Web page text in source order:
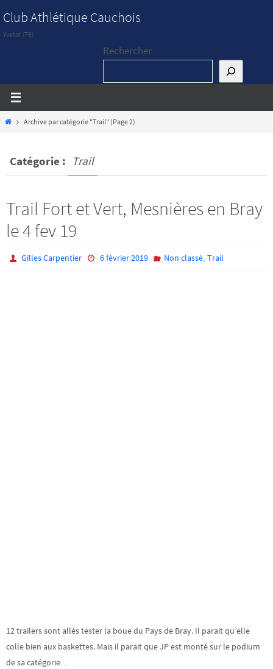
vers
le
Club Athlétique Cauchois
Yvetot (76)
Rechercher
HomeArchive par catégorie "Trail" (Page 2)
Catégorie : Trail
Trail Fort et Vert, Mesnières en Bray
le 4 fev 19
Gilles Carpentier 6 février 2019 Non classé, Trail
12 trailers sont allés tester la boue du Pays de Bray. Il parait qu’elle
colle bien aux baskettes. Mais il parait que JP est monté sur le podium
de sa catégorie…